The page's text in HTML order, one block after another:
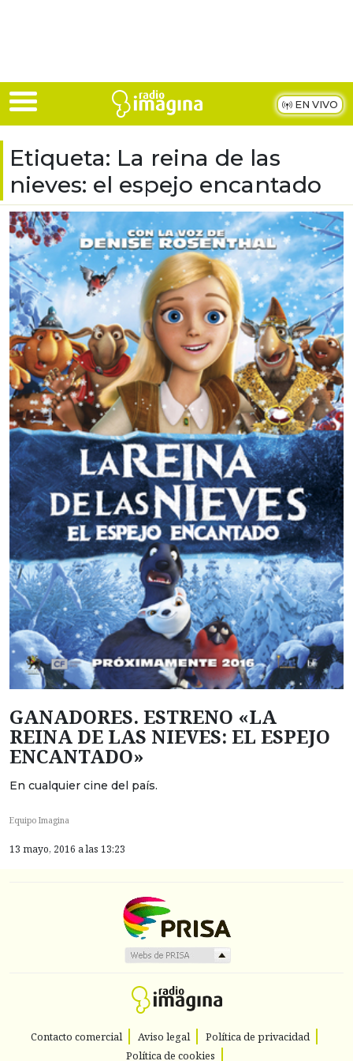
EN VIVO
Etiqueta: La reina de las
nieves: el espejo encantado
GANADORES. ESTRENO «LA
REINA DE LAS NIEVES: EL ESPEJO
ENCANTADO»
En cualquier cine del país.
Equipo Imagina
13 mayo, 2016 a las 13:23
Contacto comercial Aviso legal
Política de privacidad
Política de cookies